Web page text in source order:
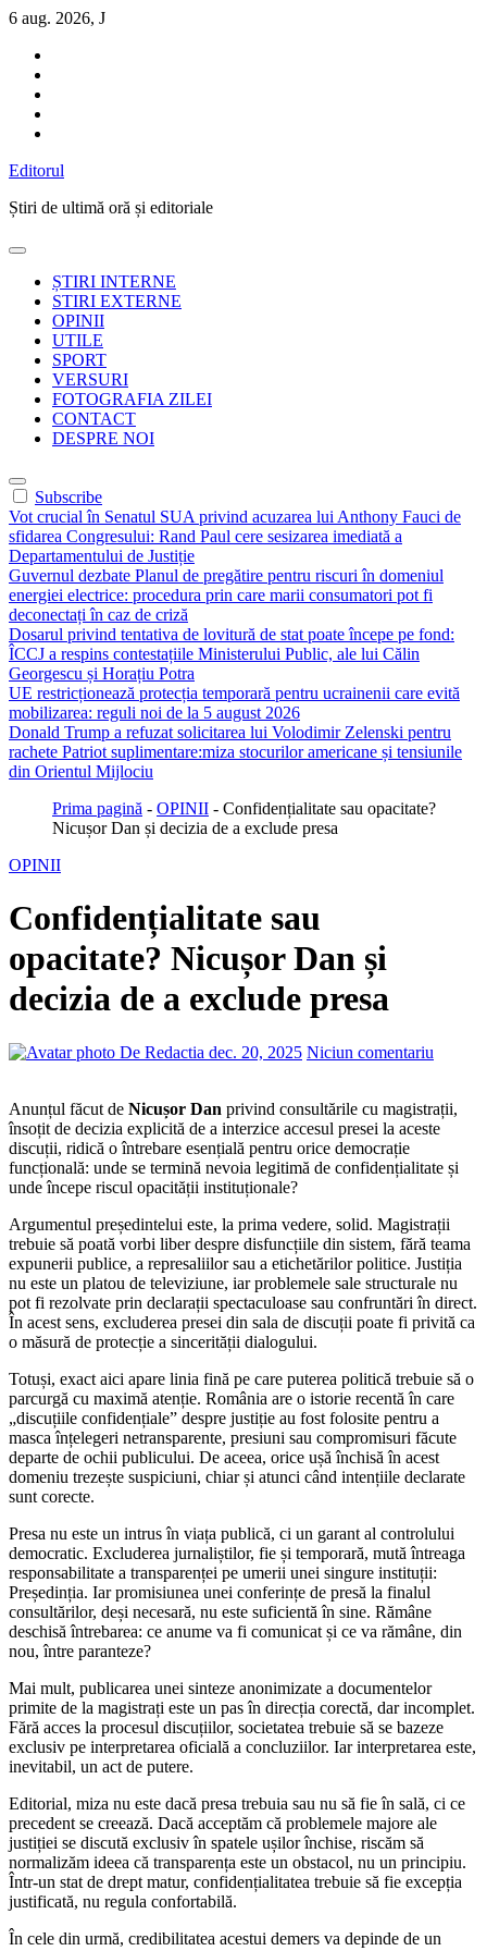
Sari
conținut
6 aug. 2026, J
Editorul
Știri de ultimă oră și editoriale
ȘTIRI INTERNE
STIRI EXTERNE
OPINII
UTILE
SPORT
VERSURI
FOTOGRAFIA ZILEI
CONTACT
DESPRE NOI
Subscribe
Vot crucial în Senatul SUA privind acuzarea lui Anthony Fauci de
sfidarea Congresului: Rand Paul cere sesizarea imediată a
Departamentului de Justiție
Guvernul dezbate Planul de pregătire pentru riscuri în domeniul
energiei electrice: procedura prin care marii consumatori pot fi
deconectați în caz de criză
Dosarul privind tentativa de lovitură de stat poate începe pe fond:
ÎCCJ a respins contestațiile Ministerului Public, ale lui Călin
Georgescu și Horațiu Potra
UE restricționează protecția temporară pentru ucrainenii care evită
mobilizarea: reguli noi de la 5 august 2026
Donald Trump a refuzat solicitarea lui Volodimir Zelenski pentru
rachete Patriot suplimentare:miza stocurilor americane și tensiunile
din Orientul Mijlociu
Prima pagină - OPINII - Confidențialitate sau opacitate?
Nicușor Dan și decizia de a exclude presa
OPINII
Confidențialitate sau
opacitate? Nicușor Dan și
decizia de a exclude presa
De Redactia dec. 20, 2025 Niciun comentariu
Anunțul făcut de Nicușor Dan privind consultările cu magistrații,
însoțit de decizia explicită de a interzice accesul presei la aceste
discuții, ridică o întrebare esențială pentru orice democrație
funcțională: unde se termină nevoia legitimă de confidențialitate și
unde începe riscul opacității instituționale?
Argumentul președintelui este, la prima vedere, solid. Magistrații
trebuie să poată vorbi liber despre disfuncțiile din sistem, fără teama
expunerii publice, a represaliilor sau a etichetărilor politice. Justiția
nu este un platou de televiziune, iar problemele sale structurale nu
pot fi rezolvate prin declarații spectaculoase sau confruntări în direct.
În acest sens, excluderea presei din sala de discuții poate fi privită ca
o măsură de protecție a sincerității dialogului.
Totuși, exact aici apare linia fină pe care puterea politică trebuie să o
parcurgă cu maximă atenție. România are o istorie recentă în care
„discuțiile confidențiale” despre justiție au fost folosite pentru a
masca înțelegeri netransparente, presiuni sau compromisuri făcute
departe de ochii publicului. De aceea, orice ușă închisă în acest
domeniu trezește suspiciuni, chiar și atunci când intențiile declarate
sunt corecte.
Presa nu este un intrus în viața publică, ci un garant al controlului
democratic. Excluderea jurnaliștilor, fie și temporară, mută întreaga
responsabilitate a transparenței pe umerii unei singure instituții:
Președinția. Iar promisiunea unei conferințe de presă la finalul
consultărilor, deși necesară, nu este suficientă în sine. Rămâne
deschisă întrebarea: ce anume va fi comunicat și ce va rămâne, din
nou, între paranteze?
Mai mult, publicarea unei sinteze anonimizate a documentelor
primite de la magistrați este un pas în direcția corectă, dar incomplet.
Fără acces la procesul discuțiilor, societatea trebuie să se bazeze
exclusiv pe interpretarea oficială a concluziilor. Iar interpretarea este,
inevitabil, un act de putere.
Editorial, miza nu este dacă presa trebuia sau nu să fie în sală, ci ce
precedent se creează. Dacă acceptăm că problemele majore ale
justiției se discută exclusiv în spatele ușilor închise, riscăm să
normalizăm ideea că transparența este un obstacol, nu un principiu.
Într-un stat de drept matur, confidențialitatea trebuie să fie excepția
justificată, nu regula confortabilă.
În cele din urmă, credibilitatea acestui demers va depinde de un